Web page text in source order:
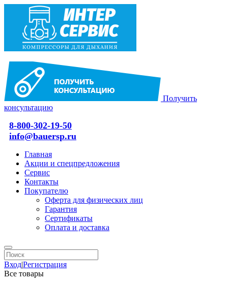
Получить
консультацию
8-800-302-19-50
info@bauersp.ru
Главная
Акции и спецпредложения
Сервис
Контакты
Покупателю
Оферта для физических лиц
Гарантия
Сертификаты
Оплата и доставка
Вход|Регистрация
Все товары